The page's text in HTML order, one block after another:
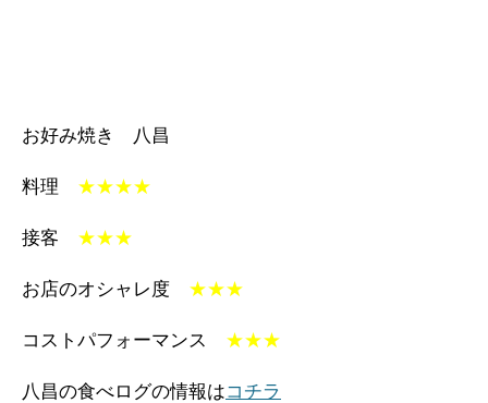
お好み焼き 八昌
料理 ★★★★
接客 ★★★
お店のオシャレ度 ★★★
コストパフォーマンス ★★★
八昌の食べログの情報はコチラ